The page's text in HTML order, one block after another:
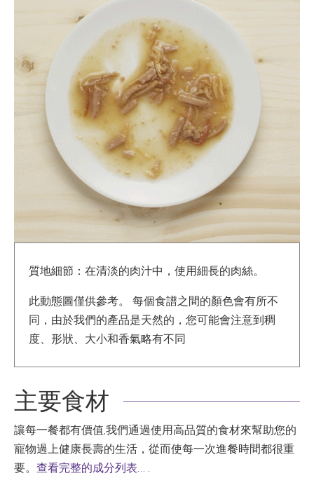
質地細節：在清淡的肉汁中，使用細長的肉絲。
此動態圖僅供參考。 每個食譜之間的顏色會有所不
同，由於我們的產品是天然的，您可能會注意到稠
度、形狀、大小和香氣略有不同
主要食材
讓每一餐都有價值,我們通過使用高品質的食材來幫助您的
寵物過上健康長壽的生活，從而使每一次進餐時間都很重
要。 查看完整的成分列表…